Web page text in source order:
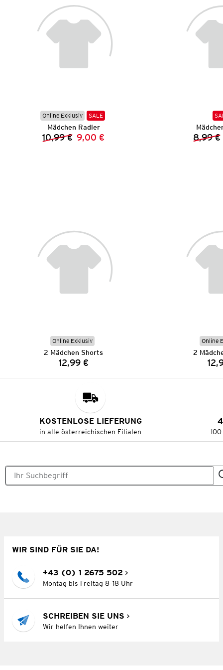
Online Exklusiv SALE
Mädchen Radler
Vorheriger Preis:
10,99 € Neuer Preis:
9,00 € 8,99 €
Online Exklusiv
2 Mädchen Shorts
Preis:
12,99 €
Online
2
KOSTENLOSE LIEFERUNG
in alle österreichischen Filialen
WIR SIND FÜR SIE DA!
+43 (0) 1 2675 502
Montag bis Freitag 8–18 Uhr
SCHREIBEN SIE UNS
Wir helfen Ihnen weiter